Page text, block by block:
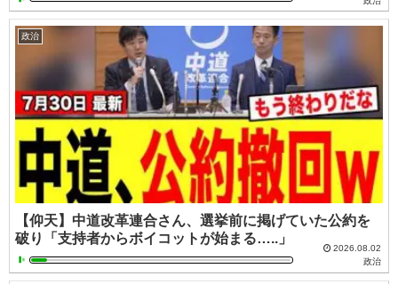
政治
【仰天】中道改革連合さん、選挙前に掲げていた公約を
破り「支持者からボイコットが始まる…..」
2026.08.02
政治